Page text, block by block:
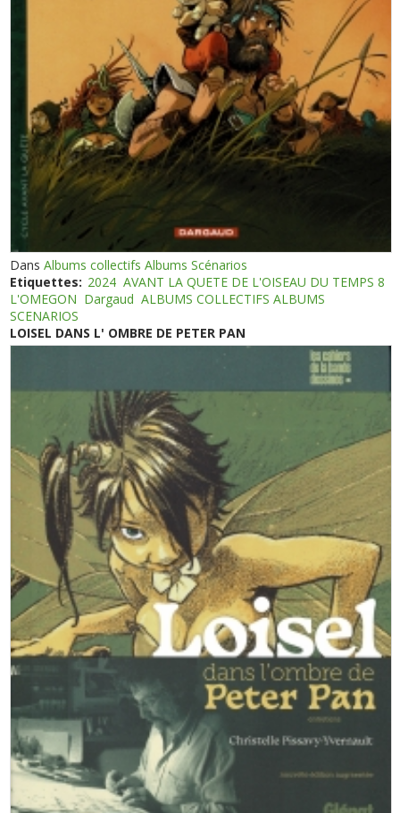
DansAlbums collectifs Albums Scénarios
Etiquettes: 2024 AVANT LA QUETE DE L'OISEAU DU TEMPS 8
L'OMEGON Dargaud ALBUMS COLLECTIFS ALBUMS
SCENARIOS
LOISEL DANS L' OMBRE DE PETER PAN